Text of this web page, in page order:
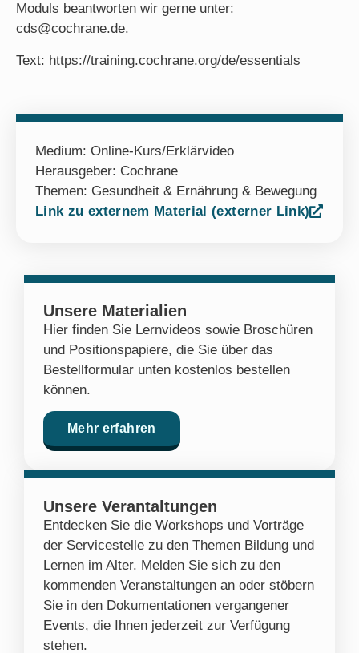
Moduls beantworten wir gerne unter:
cds@cochrane.de.
Text: https://training.cochrane.org/de/essentials
Medium: Online-Kurs/Erklärvideo
Herausgeber: Cochrane
Themen: Gesundheit & Ernährung & Bewegung
Link zu externem Material (externer Link)
Unsere Materialien
Hier finden Sie Lernvideos sowie Broschüren
und Positionspapiere, die Sie über das
Bestellformular unten kostenlos bestellen
können.
Mehr erfahren
Unsere Verantaltungen
Entdecken Sie die Workshops und Vorträge
der Servicestelle zu den Themen Bildung und
Lernen im Alter. Melden Sie sich zu den
kommenden Veranstaltungen an oder stöbern
Sie in den Dokumentationen vergangener
Events, die Ihnen jederzeit zur Verfügung
stehen.